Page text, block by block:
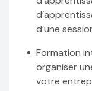
d’une
Formation
organiser
votre